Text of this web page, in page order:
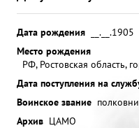
Дата рождения
__.__.1905
Место рождения
РФ, Ростовская область,
Дата поступления на
Воинское звание
Архив ЦАМО